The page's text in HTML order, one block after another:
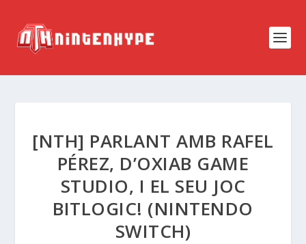
[NTH] PARLANT AMB RAFEL
PÉREZ, D’OXIAB GAME
STUDIO, I EL SEU JOC
BITLOGIC! (NINTENDO
SWITCH)